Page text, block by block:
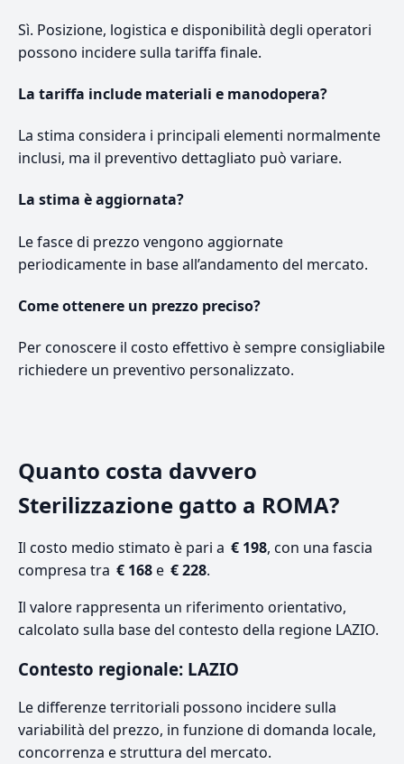
Sì. Posizione, logistica e disponibilità degli operatori
possono incidere sulla tariffa finale.
La tariffa include materiali e manodopera?
La stima considera i principali elementi normalmente
inclusi, ma il preventivo dettagliato può variare.
La stima è aggiornata?
Le fasce di prezzo vengono aggiornate
periodicamente in base all’andamento del mercato.
Come ottenere un prezzo preciso?
Per conoscere il costo effettivo è sempre consigliabile
richiedere un preventivo personalizzato.
Quanto costa davvero
Sterilizzazione gatto a ROMA?
Il costo medio stimato è pari a € 198, con una fascia
compresa tra € 168e € 228.
Il valore rappresenta un riferimento orientativo,
calcolato sulla base del contesto della regione LAZIO.
Contesto regionale: LAZIO
Le differenze territoriali possono incidere sulla
variabilità del prezzo, in funzione di domanda locale,
concorrenza e struttura del mercato.